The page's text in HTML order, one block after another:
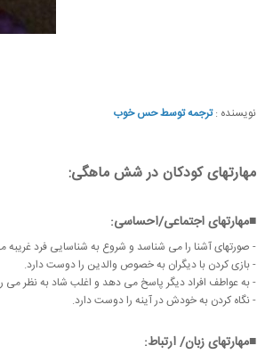
نویسنده :ترجمه توسط حس خوب
مهارتهای کودکان در شش ماهگی:
■مهارتهای اجتماعی/احساسی:
- صورتهای آشنا را می شناسد و شروع به شناسایی فرد غریبه
- بازی کردن با دیگران به خصوص والدین را دوست دارد.
- به عواطف افراد دیگر پاسخ می دهد و اغلب شاد به نظر می
- نگاه کردن به خودش در آینه را دوست دارد.
■مهارتهای زبان/ ارتباط: